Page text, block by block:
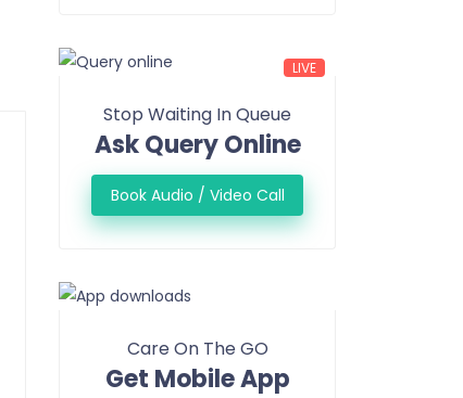
LIVE
Stop Waiting In Queue
Ask Query Online
Book Audio / Video Call
Care On The GO
Get Mobile App